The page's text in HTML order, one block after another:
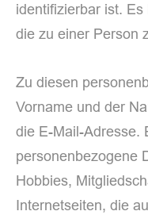
identifizierbar ist.
die zu einer Person
Zu diesen
Vorname und der
die E-Mail-Adresse.
personenbezogene
Hobbies,
Internetseiten, die